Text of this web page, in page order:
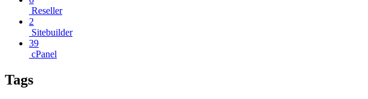
Reseller
2
Sitebuilder
39
cPanel
Tags